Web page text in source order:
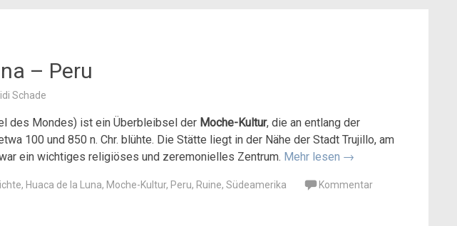
– Peru
Schade
des Mondes) ist ein Überbleibsel der Moche-Kultur, die an entlang der
100 und 850 n. Chr. blühte. Die Stätte liegt in der Nähe der Stadt Trujillo, am
ein wichtiges religiöses und zeremonielles Zentrum. Mehr lesen →
, Huaca de la Luna, Moche-Kultur, Peru, Ruine, Südeamerika
Kommentar